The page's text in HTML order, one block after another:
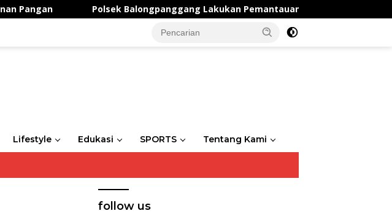
Polsek Balongpanggang Lakukan Pemantauan Lahan Kangkung, Wujud
Lifestyle Edukasi SPORTS Tentang Kami
follow us